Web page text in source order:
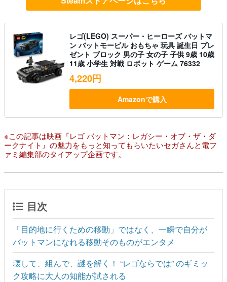
レゴ(LEGO) スーパー・ヒーローズ バットマ
ン バットモービル おもちゃ 玩具 誕生日 プレ
ゼント ブロック 男の子 女の子 子供 9歳 10歳
11歳 小学生 対戦 ロボット ゲーム 76332
4,220円
Amazonで購入
※この記事は映画『レゴ バットマン：レガシー・オブ・ザ・ダ
ークナイト』の魅力をもっと知ってもらいたいセガさんと電フ
ァミ編集部のタイアップ企画です。
目次
「目的地に行くための移動」ではなく、一瞬で自分が
バットマンになれる移動そのものがエンタメ
壊して、組んで、謎を解く！ “レゴならでは” のギミッ
ク攻略に大人の知能が試される